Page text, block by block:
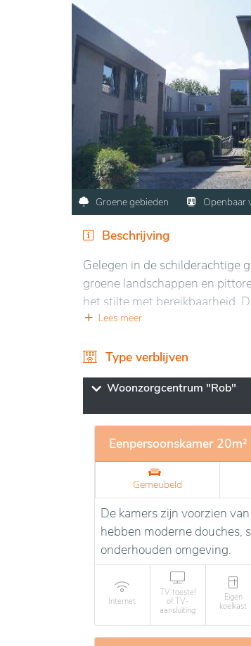
Groene gebieden Openbaar
Beschrijving
Gelegen in de schilderachtige
groene landschappen en
het stilte met bereikbaarheid.
groene ruimtes ideaal voor een
De accommodatie biedt
Bewoners kunnen genieten
zorgvuldige maaltijdservice.
een warme sfeer. De
een rustige en aangename
Lees meer
Type verblijven
Woonzorgcentrum "Rob"
Eenpersoonskamer 20m²
Gemeubeld
De kamers zijn voorzien
hebben moderne douches,
onderhouden omgeving.
Internet
TV toestel
of TV-
aansluiting
Eigen
koelkast